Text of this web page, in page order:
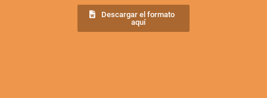
Descargar el formato
aquí